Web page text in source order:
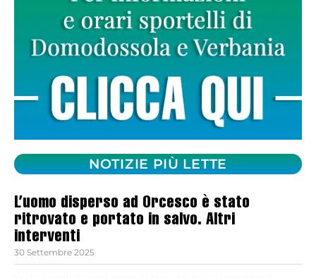
NOTIZIE PIÙ LETTE
L’uomo disperso ad Orcesco è stato
ritrovato e portato in salvo. Altri
interventi
30 Settembre 2025